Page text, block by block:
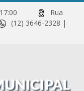
17:00
Rua
(12) 3646-2328 |